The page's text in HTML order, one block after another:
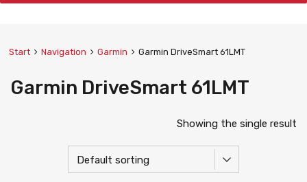
Start Navigation Garmin Garmin DriveSmart 61LMT
Garmin DriveSmart 61LMT
Showing the single result